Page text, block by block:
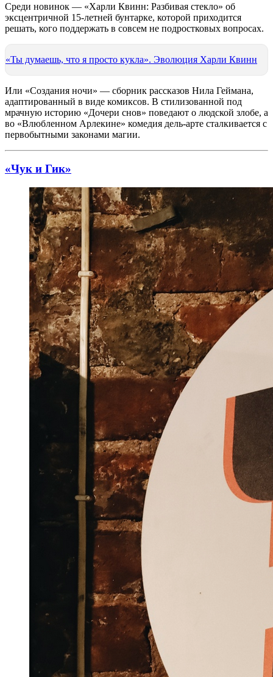
Среди новинок — «Харли Квинн: Разбивая стекло» об
эксцентричной 15-летней бунтарке, которой приходится
решать, кого поддержать в совсем не подростковых вопросах.
«Ты думаешь, что я просто кукла». Эволюция Харли Квинн
Или «Создания ночи» — сборник рассказов Нила Геймана,
адаптированный в виде комиксов. В стилизованной под
мрачную историю «Дочери снов» поведают о людской злобе, а
во «Влюбленном Арлекине» комедия дель-арте сталкивается с
первобытными законами магии.
«Чук и Гик»